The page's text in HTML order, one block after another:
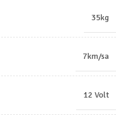
35kg
7km/sa
12 Volt